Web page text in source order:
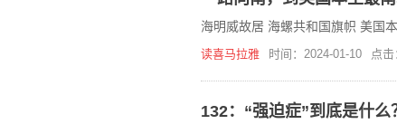
海明威故居 海螺共和国旗帜 美国
读喜马拉雅 时间：2024-01-10 点
132：“强迫症”到底是什么